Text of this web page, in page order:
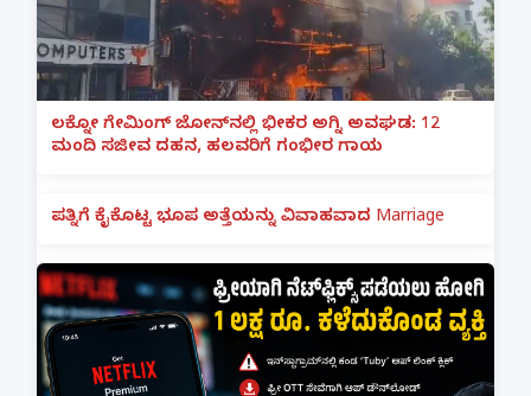
ಲಕ್ನೋ ಗೇಮಿಂಗ್ ಜೋನ್‌ನಲ್ಲಿ ಭೀಕರ ಅಗ್ನಿ ಅವಘಡ: 12
ಮಂದಿ ಸಜೀವ ದಹನ, ಹಲವರಿಗೆ ಗಂಭೀರ ಗಾಯ
ಪತ್ನಿಗೆ ಕೈಕೊಟ್ಟ ಭೂಪ ಅತ್ತೆಯನ್ನು ವಿವಾಹವಾದ Marriage